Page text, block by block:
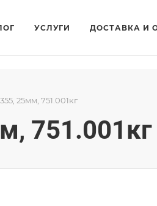
УСЛУГИ ДОСТАВКА И
25мм, 751.001кг
751.001кг